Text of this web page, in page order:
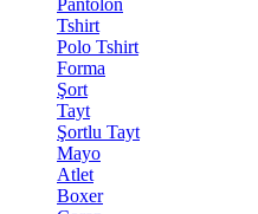
Pantolon
Tshirt
Polo Tshirt
Forma
Şort
Tayt
Şortlu Tayt
Mayo
Atlet
Boxer